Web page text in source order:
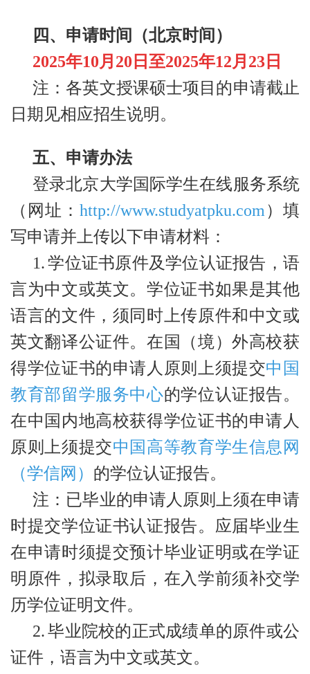
四、申请时间（北京时间）
2025年10月20日至2025年12月23日
注：各英文授课硕士项目的申请截止
日期见相应招生说明。
五、申请办法
登录北京大学国际学生在线服务系统
（网址： http://www.studyatpku.com ）填
写申请并上传以下申请材料：
1. 学位证书原件及学位认证报告，语
言为中文或英文。学位证书如果是其他
语言的文件，须同时上传原件和中文或
英文翻译公证件。在国（境）外高校获
得学位证书的申请人原则上须提交中国
教育部留学服务中心的学位认证报告。
在中国内地高校获得学位证书的申请人
原则上须提交中国高等教育学生信息网
（学信网） 的学位认证报告。
注：已毕业的申请人原则上须在申请
时提交学位证书认证报告。应届毕业生
在申请时须提交预计毕业证明或在学证
明原件，拟录取后，在入学前须补交学
历学位证明文件。
2. 毕业院校的正式成绩单的原件或公
证件，语言为中文或英文。